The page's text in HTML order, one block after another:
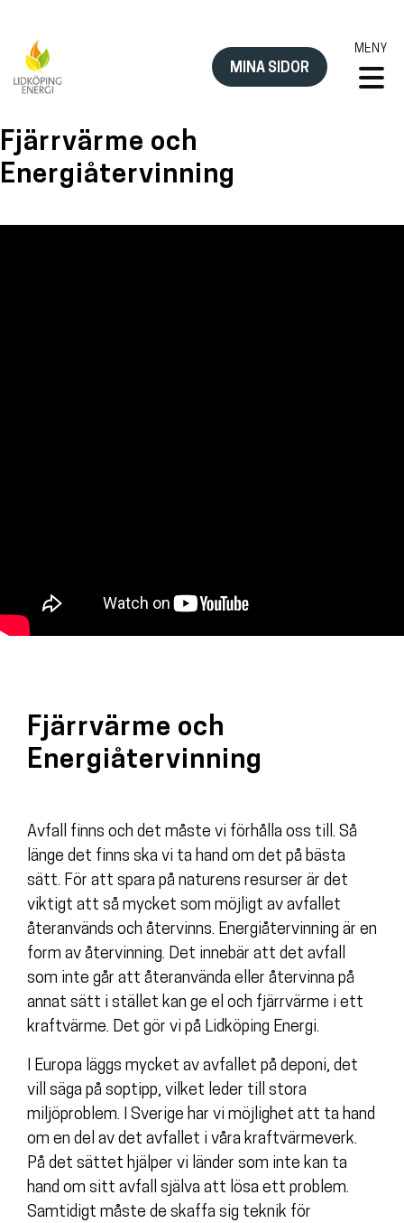
innehåll
MINA SIDOR
MENY
Fjärrvärme och
Energiåtervinning
Fjärrvärme och
Energiåtervinning
Avfall finns och det måste vi förhålla oss till. Så
länge det finns ska vi ta hand om det på bästa
sätt. För att spara på naturens resurser är det
viktigt att så mycket som möjligt av avfallet
återanvänds och återvinns. Energiåtervinning är en
form av återvinning. Det innebär att det avfall
som inte går att återanvända eller återvinna på
annat sätt i stället kan ge el och fjärrvärme i ett
kraftvärme. Det gör vi på Lidköping Energi.
I Europa läggs mycket av avfallet på deponi, det
vill säga på soptipp, vilket leder till stora
miljöproblem. I Sverige har vi möjlighet att ta hand
om en del av det avfallet i våra kraftvärmeverk.
På det sättet hjälper vi länder som inte kan ta
hand om sitt avfall själva att lösa ett problem.
Samtidigt måste de skaffa sig teknik för